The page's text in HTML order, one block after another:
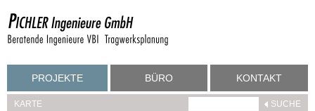
PROJEKTE BÜRO KONTAKT
KARTE